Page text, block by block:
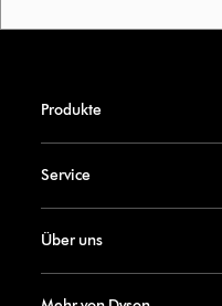
Produkte
Service
Über uns